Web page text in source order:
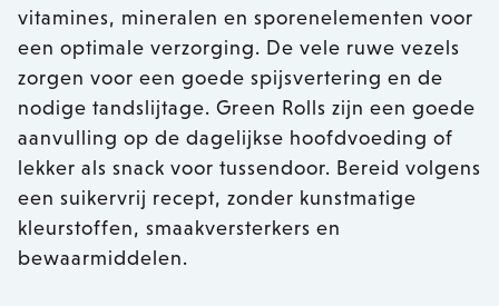
vitamines, mineralen en sporenelementen voor
een optimale verzorging. De vele ruwe vezels
zorgen voor een goede spijsvertering en de
nodige tandslijtage. Green Rolls zijn een goede
aanvulling op de dagelijkse hoofdvoeding of
lekker als snack voor tussendoor. Bereid volgens
een suikervrij recept, zonder kunstmatige
kleurstoffen, smaakversterkers en
bewaarmiddelen.